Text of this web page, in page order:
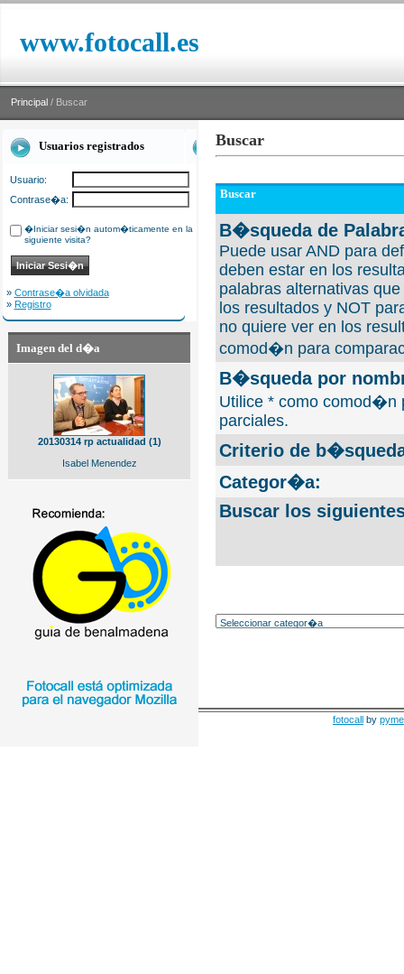
www.fotocall.es
Principal / Buscar
Usuarios registrados
Usuario:
Contrase�a:
�Iniciar sesi�n autom�ticamente en la
siguiente visita?
» Contrase�a olvidada
» Registro
Imagen del d�a
20130314 rp actualidad (1)
Isabel Menendez
Buscar
Buscar
B�squeda de
Puede usar AND para
deben estar en los
palabras alternativas
los resultados y NOT
no quiere ver en los
comod�n para
B�squeda por
Utilice * como comod�n
parciales.
Criterio de
Categor�a:
Buscar los
fotocall by